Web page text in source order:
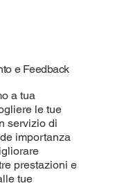
e Feedback
a tua
le tue
servizio di
importanza
prestazioni e
tue